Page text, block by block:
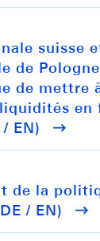
suisse
de Pologne
de mettre
en
EN)
de la
/ EN)